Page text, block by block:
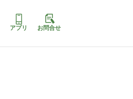
アプリ お問合せ